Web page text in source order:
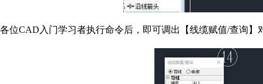
各位CAD入门学习者执行命令后，即可调出【线缆赋值/查询】